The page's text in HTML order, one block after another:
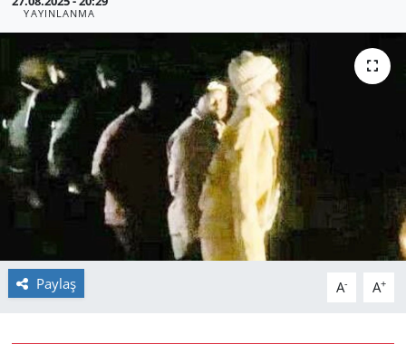
YAYINLANMA
Paylaş A- A+
GÜNDEM
HABERDE İNSAN
KÜLTÜR SANAT
MAGAZİN
POLİTİKA
RESMİ İLANLAR